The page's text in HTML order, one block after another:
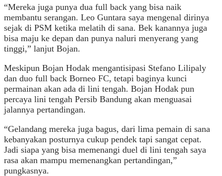
“Mereka juga punya dua full back yang bisa naik
membantu serangan. Leo Guntara saya mengenal dirinya
sejak di PSM ketika melatih di sana. Bek kanannya juga
bisa maju ke depan dan punya naluri menyerang yang
tinggi,” lanjut Bojan.
Meskipun Bojan Hodak mengantisipasi Stefano Lilipaly
dan duo full back Borneo FC, tetapi baginya kunci
permainan akan ada di lini tengah. Bojan Hodak pun
percaya lini tengah Persib Bandung akan menguasai
jalannya pertandingan.
“Gelandang mereka juga bagus, dari lima pemain di sana
kebanyakan posturnya cukup pendek tapi sangat cepat.
Jadi siapa yang bisa memenangi duel di lini tengah saya
rasa akan mampu memenangkan pertandingan,”
pungkasnya.